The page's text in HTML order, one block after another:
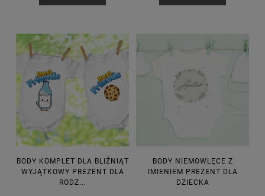
BODY KOMPLET DLA BLIŹNIĄT
WYJĄTKOWY PREZENT DLA
RODZ...
BODY NIEMOWLĘCE Z
IMIENIEM PREZENT DLA
DZIECKA